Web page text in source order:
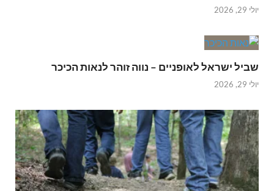
יולי 29, 2026
שביל ישראל לאופניים – נווה זוהר לנאות הכיכר
יולי 29, 2026